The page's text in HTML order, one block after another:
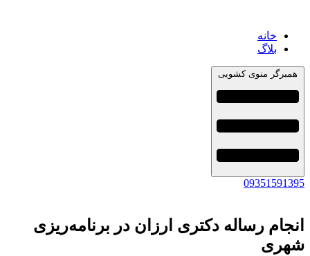
خانه
بلاگ
همبرگر منوی کشویی
09351591395
انجام رساله دکتری ارزان در برنامه‌ریزی
شهری